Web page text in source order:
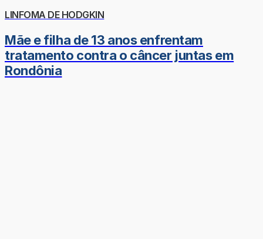
LINFOMA DE HODGKIN
Mãe e filha de 13 anos enfrentam
tratamento contra o câncer juntas em
Rondônia